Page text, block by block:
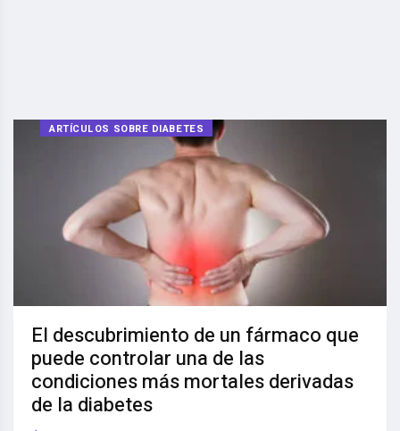
ARTÍCULOS SOBRE DIABETES
El descubrimiento de un fármaco que
puede controlar una de las
condiciones más mortales derivadas
de la diabetes